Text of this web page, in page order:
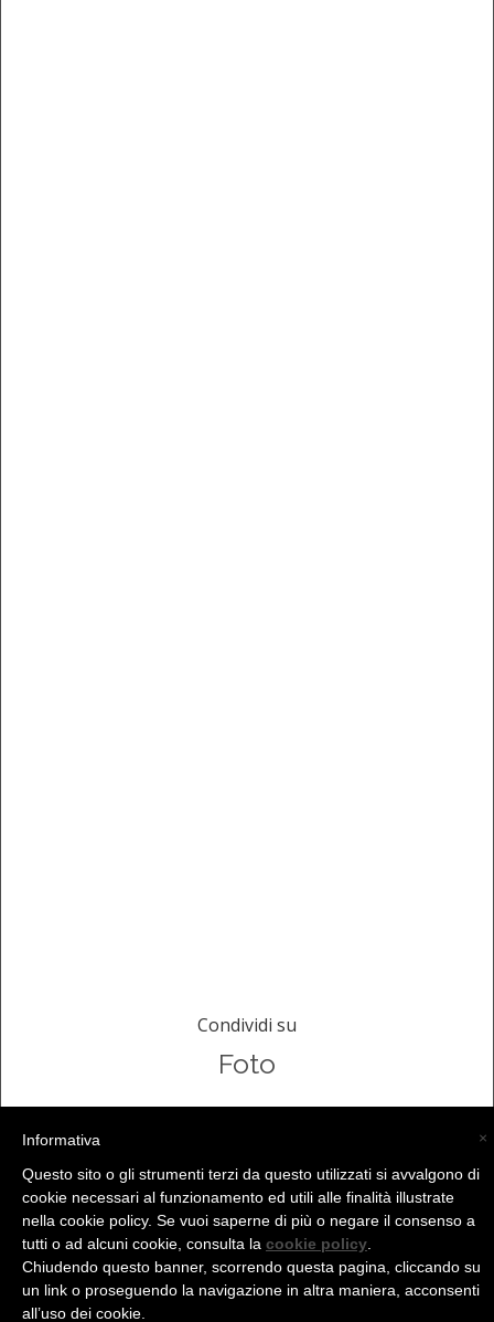
Condividi su
Foto
(C) La Valtellina - info@la-valtellina.com -
×
Informativa
Questo sito o gli strumenti terzi da questo utilizzati si avvalgono di
cookie necessari al funzionamento ed utili alle finalità illustrate
nella cookie policy. Se vuoi saperne di più o negare il consenso a
tutti o ad alcuni cookie, consulta la cookie policy
Chiudendo questo banner, scorrendo questa pagina, cliccando su
un link o proseguendo la navigazione in altra maniera, acconsenti
all’uso dei cookie.